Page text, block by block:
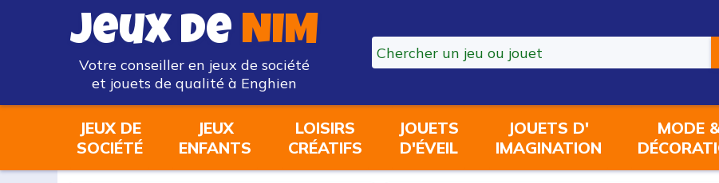
Jeux de NIM
Votre conseiller en jeux de société
et jouets de qualité à Enghien
JEUX DE
SOCIÉTÉ
JEUX
ENFANTS
LOISIRS
CRÉATIFS
JOUETS
D'ÉVEIL
JOUETS D'
IMAGINATION
MODE